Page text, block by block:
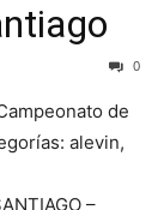
0
de
alevin,
–